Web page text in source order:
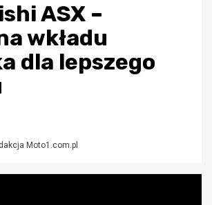
ASX –
wkładu
dla lepszego
Moto1.com.pl